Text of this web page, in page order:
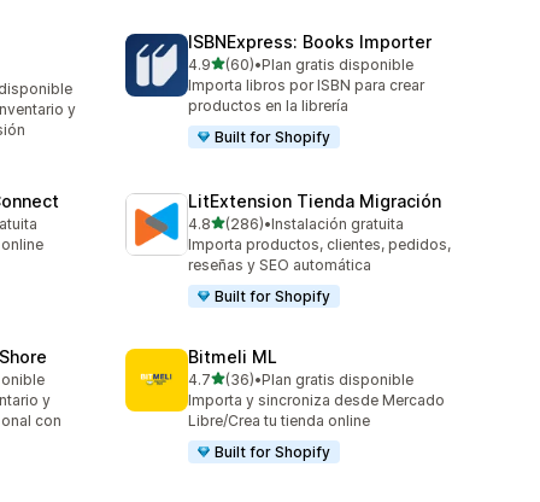
y
ISBNExpress: Books Importer
4.9de 5 estrellas
(60)
60 reseñas en total
•Plan gratis disponible
Importa libros por ISBN para crear
productos en la librería
Built for Shopify
LitExtension Tienda Migración
4.8de 5 estrellas
(286)
286 reseñas en total
•Instalación gratuita
Importa productos, clientes, pedidos,
reseñas y SEO automática
Built for Shopify
y
con
Bitmeli ML
4.7de 5 estrellas
(36)
36 reseñas en total
•Plan gratis disponible
Importa y sincroniza desde Mercado
Libre/Crea tu tienda online
Built for Shopify